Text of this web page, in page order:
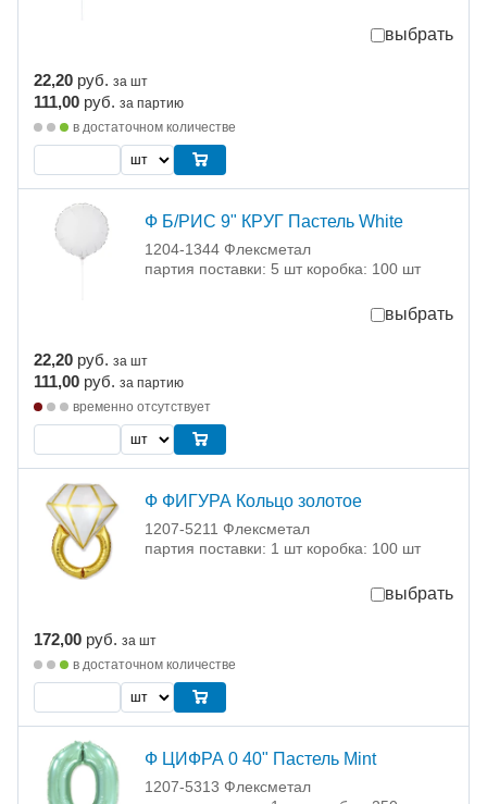
выбрать
22,20 руб. за шт
111,00 руб. за партию
в достаточном количестве
Ф Б/РИС 9" КРУГ Пастель White
1204-1344 Флексметал
партия поставки: 5 шт коробка: 100 шт
выбрать
22,20 руб. за шт
111,00 руб. за партию
временно отсутствует
Ф ФИГУРА Кольцо золотое
1207-5211 Флексметал
партия поставки: 1 шт коробка: 100 шт
выбрать
172,00 руб. за шт
в достаточном количестве
Ф ЦИФРА 0 40" Пастель Mint
1207-5313 Флексметал